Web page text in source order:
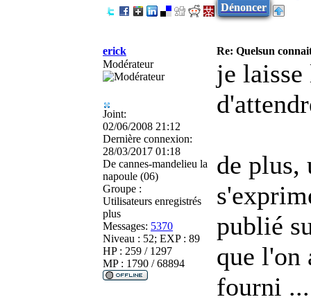
Dénoncer
erick
Re: Quelsun
Modérateur
Joint:
02/06/2008 21:12
Dernière connexion:
28/03/2017 01:18
De cannes-mandelieu la
napoule (06)
Groupe :
Utilisateurs enregistrés
plus
Messages: 5370
Niveau : 52; EXP : 89
HP : 259 / 1297
MP : 1790 / 68894
je
de plus,
publié
que l'on
fourni ...